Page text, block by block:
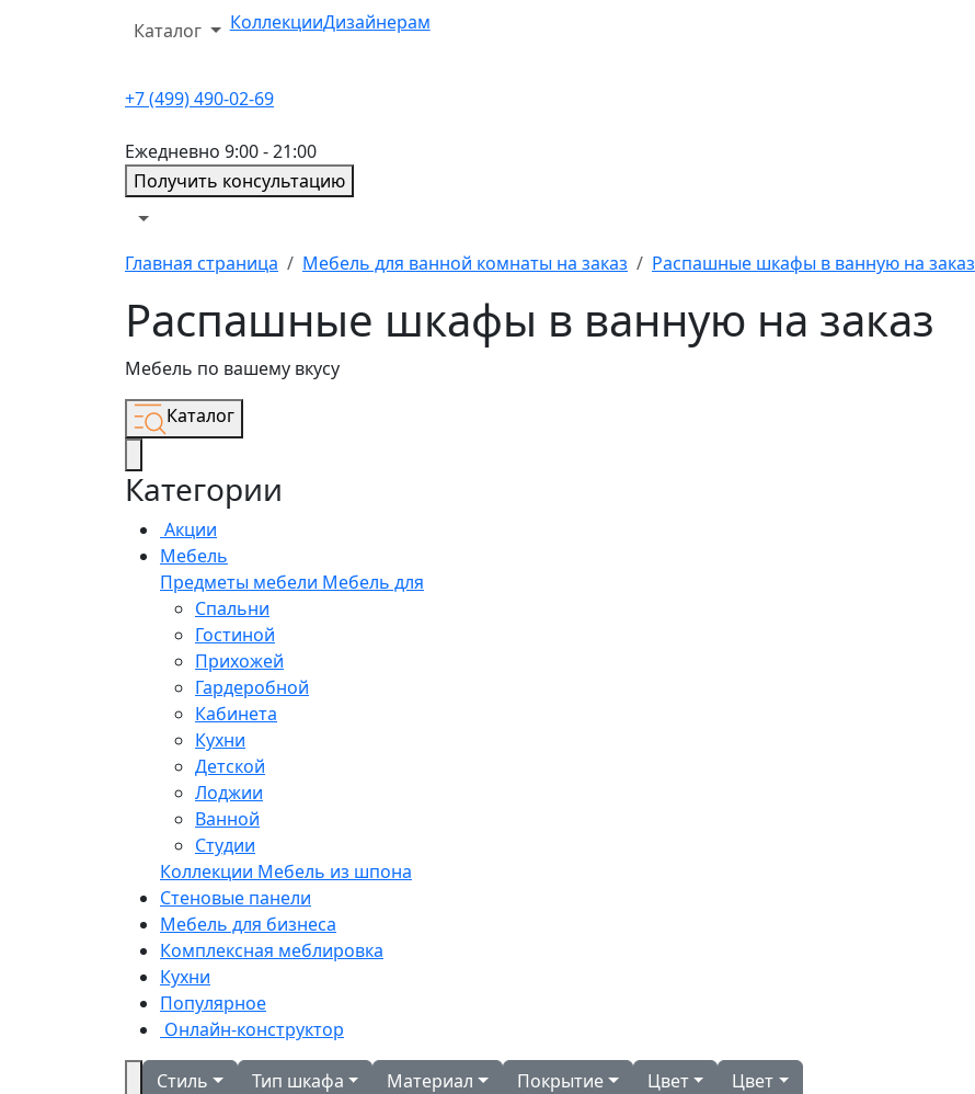
Каталог КоллекцииДизайнерам
+7 (499) 490-02-69
Ежедневно 9:00 - 21:00
Получить консультацию
Главная страница Мебель для ванной комнаты на заказ Распашные шкафы в ванную на заказ
Распашные шкафы в ванную на заказ
Мебель по вашему вкусу
Каталог
Категории
Акции
Мебель
Предметы мебели Мебель для
Спальни
Гостиной
Прихожей
Гардеробной
Кабинета
Кухни
Детской
Лоджии
Ванной
Студии
Коллекции Мебель из шпона
Стеновые панели
Мебель для бизнеса
Комплексная меблировка
Кухни
Популярное
Онлайн-конструктор
Стиль Тип шкафа Материал Покрытие Цвет Цвет